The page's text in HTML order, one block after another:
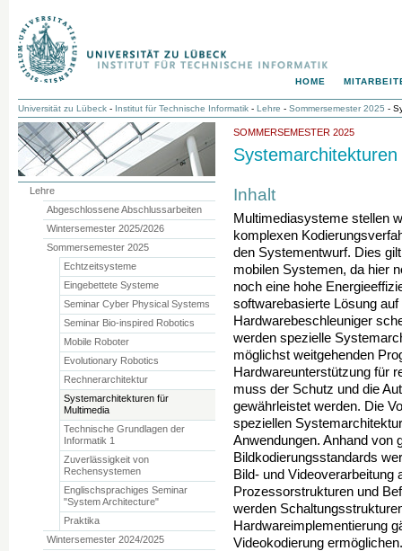
HOME
Universität zu Lübeck - Institut für Technische Informatik - Lehre - Sommersemester 2025 -
SOMMERSEMESTER 2025
Inhalt
Multimediasysteme stellen
komplexen
den Systementwurf. Dies
mobilen Systemen, da hier
noch eine hohe
softwarebasierte Lösung
Hardwarebeschleuniger
werden spezielle
möglichst weitgehenden
Hardwareunterstützung für
muss der Schutz und die
gewährleistet werden. Die
speziellen
Anwendungen. Anhand von
Bildkodierungsstandards
Bild- und Videoverarbeitung
Prozessorstrukturen und
werden
Hardwareimplementierung
Videokodierung
Lehre
Abgeschlossene Abschlussarbeiten
Wintersemester 2025/2026
Sommersemester 2025
Echtzeitsysteme
Eingebettete Systeme
Seminar Cyber Physical Systems
Seminar Bio-inspired Robotics
Mobile Roboter
Evolutionary Robotics
Rechnerarchitektur
Systemarchitekturen für
Multimedia
Technische Grundlagen der
Informatik 1
Zuverlässigkeit von
Rechensystemen
Englischsprachiges Seminar
"System Architecture"
Praktika
Wintersemester 2024/2025